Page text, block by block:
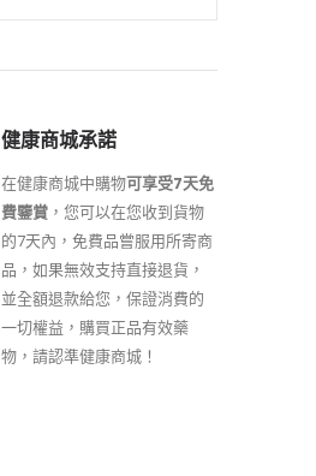
健康商城承諾
在健康商城中購物可享受7天免
費鑒賞 ，您可以在您收到貨物
的7天內，免費品嘗服用所寄商
品，如果無效支持直接退貨，
並全額退款給您，保證消費的
一切權益，購買正品有效藥
物，請認準健康商城！